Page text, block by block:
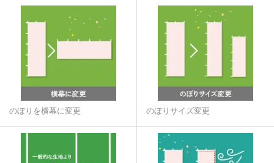
のぼりを横幕に変更 のぼりサイズ変更